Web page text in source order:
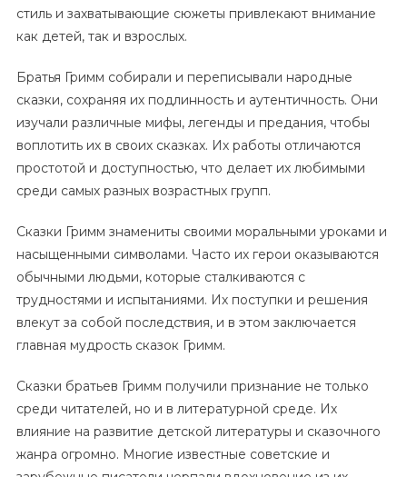
стиль и захватывающие сюжеты привлекают внимание
как детей, так и взрослых.
Братья Гримм собирали и переписывали народные
сказки, сохраняя их подлинность и аутентичность. Они
изучали различные мифы, легенды и предания, чтобы
воплотить их в своих сказках. Их работы отличаются
простотой и доступностью, что делает их любимыми
среди самых разных возрастных групп.
Сказки Гримм знамениты своими моральными уроками и
насыщенными символами. Часто их герои оказываются
обычными людьми, которые сталкиваются с
трудностями и испытаниями. Их поступки и решения
влекут за собой последствия, и в этом заключается
главная мудрость сказок Гримм.
Сказки братьев Гримм получили признание не только
среди читателей, но и в литературной среде. Их
влияние на развитие детской литературы и сказочного
жанра огромно. Многие известные советские и